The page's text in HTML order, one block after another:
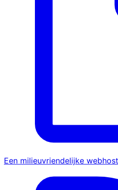
Een milieuvriendelijke